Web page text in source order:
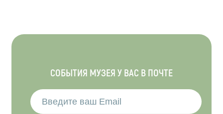
СОБЫТИЯ МУЗЕЯ У ВАС В ПОЧТЕ